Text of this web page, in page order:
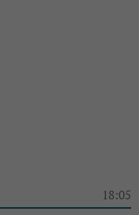
18:05